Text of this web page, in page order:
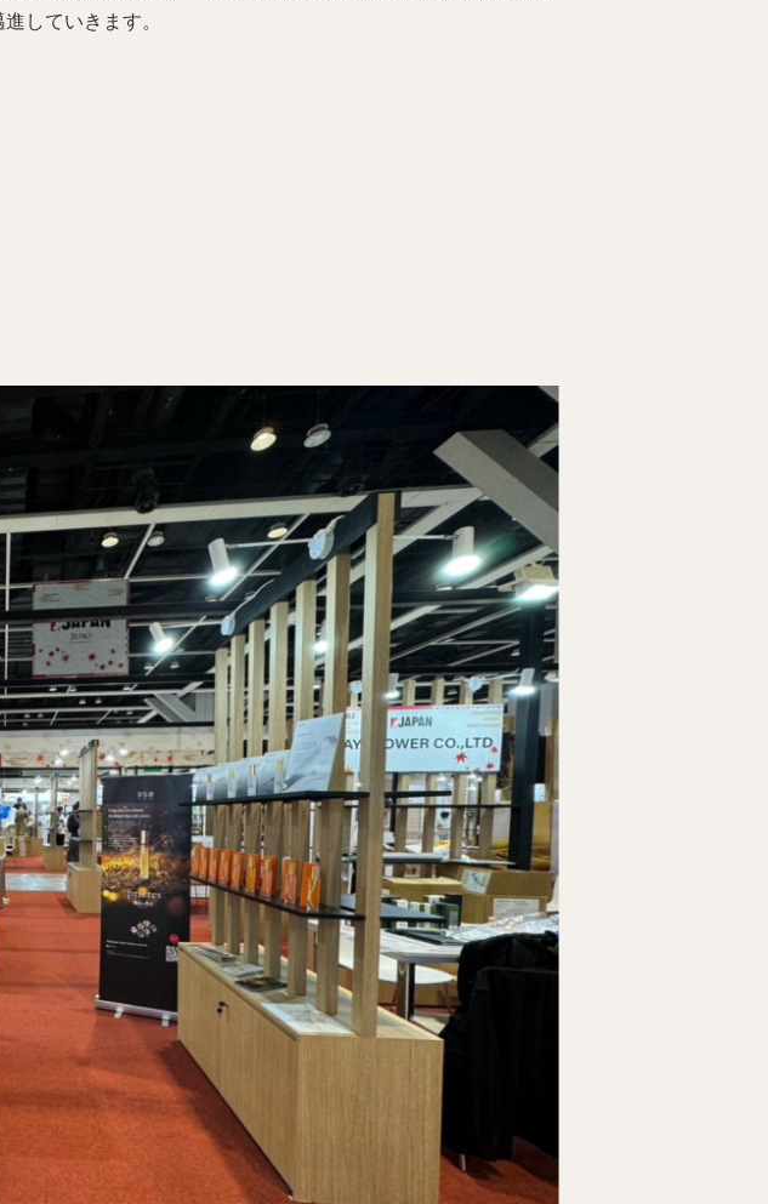
していきます。